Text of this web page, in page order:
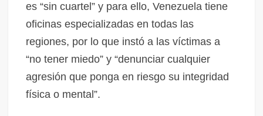
es “sin cuartel” y para ello, Venezuela tiene
oficinas especializadas en todas las
regiones, por lo que instó a las víctimas a
“no tener miedo” y “denunciar cualquier
agresión que ponga en riesgo su integridad
física o mental”.